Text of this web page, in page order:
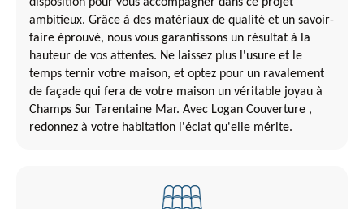
disposition pour vous accompagner dans ce projet
ambitieux. Grâce à des matériaux de qualité et un savoir-
faire éprouvé, nous vous garantissons un résultat à la
hauteur de vos attentes. Ne laissez plus l'usure et le
temps ternir votre maison, et optez pour un ravalement
de façade qui fera de votre maison un véritable joyau à
Champs Sur Tarentaine Mar. Avec Logan Couverture ,
redonnez à votre habitation l'éclat qu'elle mérite.